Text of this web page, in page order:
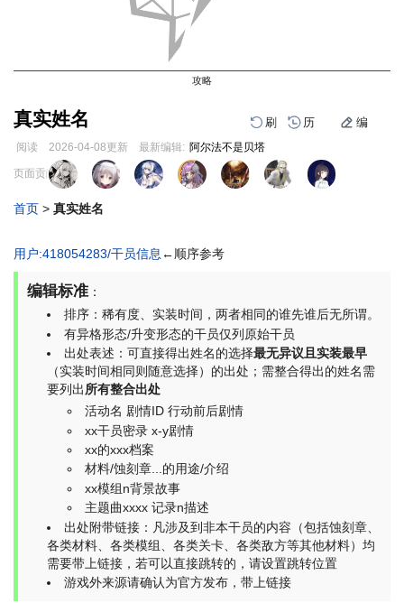
攻略
真实姓名 刷 历 编
阅读 2026-04-08更新 最新编辑: 阿尔法不是贝塔
跳
导
跳
搜
页面贡献者 :
首页 > 真实姓名
用户:418054283/干员信息 ←顺序参考
编辑标准 ：
排序：稀有度、实装时间，两者相同的谁先谁后无所谓。
有异格形态/升变形态的干员仅列原始干员
出处表述：可直接得出姓名的选择最无异议且实装最早
（实装时间相同则随意选择）的出处；需整合得出的姓名需
要列出所有整合出处
活动名 剧情ID 行动前后剧情
xx干员密录 x-y剧情
xx的xxx档案
材料/蚀刻章...的用途/介绍
xx模组n背景故事
主题曲xxxx 记录n描述
出处附带链接：凡涉及到非本干员的内容（包括蚀刻章、
各类材料、各类模组、各类关卡、各类敌方等其他材料）均
需要带上链接，若可以直接跳转的，请设置跳转位置
游戏外来源请确认为官方发布，带上链接